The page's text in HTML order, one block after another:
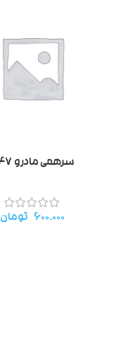
سرهمی مادرو ۷۴۷
۶۰۰.۰۰۰ تومان